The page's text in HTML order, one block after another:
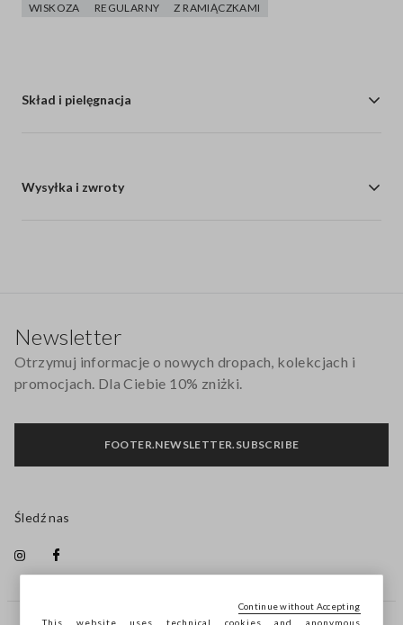
WISKOZA REGULARNY Z RAMIĄCZKAMI
Skład i pielęgnacja
Wysyłka i zwroty
Newsletter
Otrzymuj informacje o nowych dropach, kolekcjach i
promocjach. Dla Ciebie 10% zniżki.
FOOTER.NEWSLETTER.SUBSCRIBE
Śledź nas
This website uses technical cookies and anonymous
Continue without Accepting